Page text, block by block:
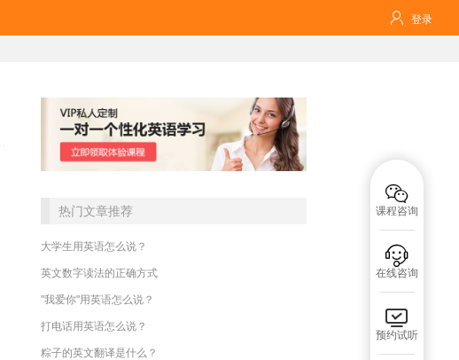
 登录

课程咨询

在线咨询

预约试听
热门文章推荐
大学生用英语怎么说？
英文数字读法的正确方式
"我爱你"用英语怎么说？
打电话用英语怎么说？
粽子的英文翻译是什么？